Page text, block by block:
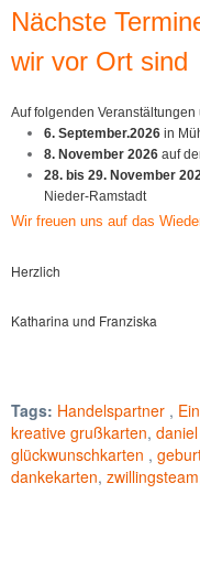
Nächste
wir vor Ort sind
Auf folgenden
6. September.2026 in
8. November 2026 auf
28. bis 29. November
Nieder-Ramstadt
Wir freuen uns auf das
Herzlich
Katharina und Franziska
Tags: Handelspartner ,
kreative grußkarten,
glückwunschkarten ,
dankekarten, zwillingsteam